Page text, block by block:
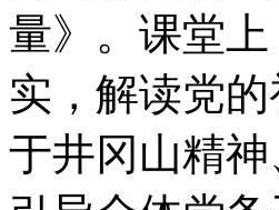
量》。课堂
实，解读党
于井冈山精